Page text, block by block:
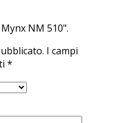
NM 510".
I campi
*